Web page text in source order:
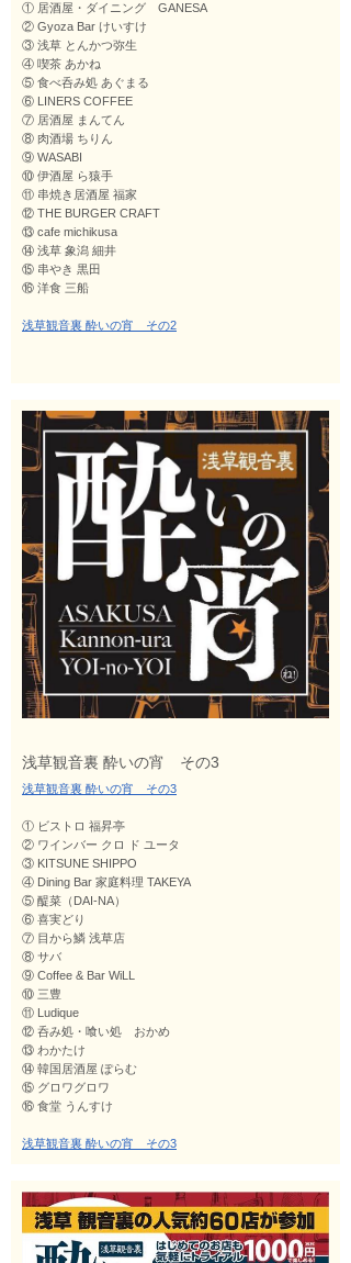
① 居酒屋・ダイニング GANESA
② Gyoza Bar けいすけ
③ 浅草 とんかつ弥生
④ 喫茶 あかね
⑤ 食べ呑み処 あぐまる
⑥ LINERS COFFEE
⑦ 居酒屋 まんてん
⑧ 肉酒場 ちりん
⑨ WASABI
⑩ 伊酒屋 ら猿手
⑪ 串焼き居酒屋 福家
⑫ THE BURGER CRAFT
⑬ cafe michikusa
⑭ 浅草 象潟 細井
⑮ 串やき 黒田
⑯ 洋食 三船
浅草観音裏 酔いの宵 その2
浅草観音裏 酔いの宵 その3
浅草観音裏 酔いの宵 その3
① ビストロ 福昇亭
② ワインバー クロ ド ユータ
③ KITSUNE SHIPPO
④ Dining Bar 家庭料理 TAKEYA
⑤ 醍菜（DAI-NA）
⑥ 喜実どり
⑦ 目から鱗 浅草店
⑧ サバ
⑨ Coffee & Bar WiLL
⑩ 三豊
⑪ Ludique
⑫ 呑み処・喰い処 おかめ
⑬ わかたけ
⑭ 韓国居酒屋 ぽらむ
⑮ グロワグロワ
⑯ 食堂 うんすけ
浅草観音裏 酔いの宵 その3